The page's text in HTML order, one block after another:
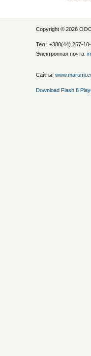
Copyright © 2026
Тел.: +380(44) 257-
Электронная почта:
Сайты:
Download Flash 8